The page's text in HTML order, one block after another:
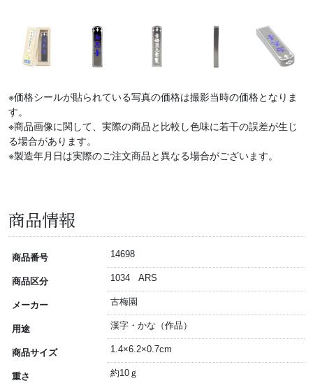
※価格シールが貼られている写真の価格は撮影当時の価格となりま
す。
※商品画像に関して、実際の商品と比較し色味に若干の誤差が生じ
る場合があります。
※製造年月日は実際のご注文商品と異なる場合がございます。
商品情報
商品番号 14698
商品区分 1034 ARS
メーカー 古梅園
用途 漢字・かな（作品）
商品サイズ 1.4×6.2×0.7cm
重さ 約10ｇ